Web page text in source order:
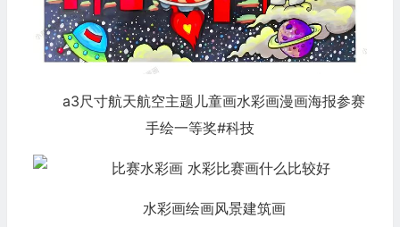
a3尺寸航天航空主题儿童画水彩画漫画海报参赛
手绘一等奖#科技
水彩画绘画风景建筑画